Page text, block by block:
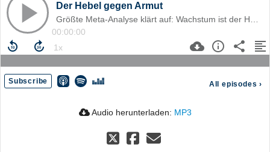
Der Hebel gegen Armut
00:00:00
Subscribe All episodes ›
Audio herunterladen: MP3